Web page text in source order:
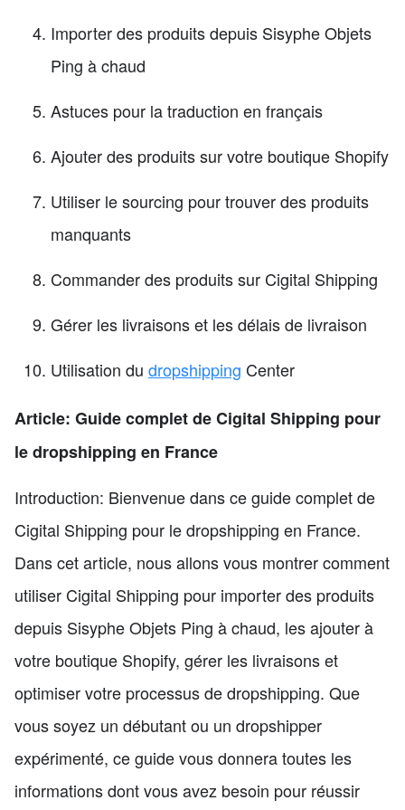
Importer des produits depuis Sisyphe Objets
Ping à chaud
Astuces pour la traduction en français
Ajouter des produits sur votre boutique Shopify
Utiliser le sourcing pour trouver des produits
manquants
Commander des produits sur Cigital Shipping
Gérer les livraisons et les délais de livraison
Utilisation du dropshipping Center
Article: Guide complet de Cigital Shipping pour
le dropshipping en France
Introduction: Bienvenue dans ce guide complet de
Cigital Shipping pour le dropshipping en France.
Dans cet article, nous allons vous montrer comment
utiliser Cigital Shipping pour importer des produits
depuis Sisyphe Objets Ping à chaud, les ajouter à
votre boutique Shopify, gérer les livraisons et
optimiser votre processus de dropshipping. Que
vous soyez un débutant ou un dropshipper
expérimenté, ce guide vous donnera toutes les
informations dont vous avez besoin pour réussir